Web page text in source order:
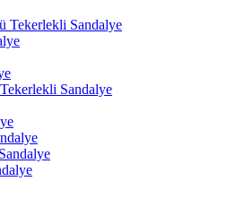
Tekerlekli Sandalye
Sandalye